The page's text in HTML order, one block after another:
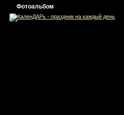
Фотоальбом